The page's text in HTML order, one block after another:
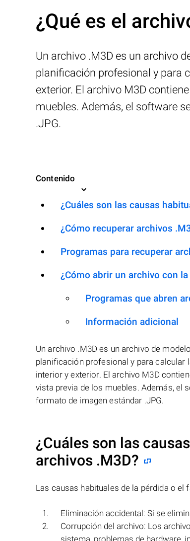
¿Qué es el
Un archivo .M3D es un archivo
planificación profesional y para
exterior. El archivo M3D
muebles. Además, el software
.JPG.
Contenido
¿Cuáles son las causas
¿Cómo recuperar archivos
Programas para recuperar
¿Cómo abrir un archivo con
Programas que abren
Información adicional
Un archivo .M3D es un archivo de
planificación profesional y para calcular
interior y exterior. El archivo M3D
vista previa de los muebles. Además, el
formato de imagen estándar .JPG.
¿Cuáles son las
archivos .M3D?
Las causas habituales de la pérdida o el
Eliminación accidental: Si se
Corrupción del archivo: Los
sistema, problemas de hardware,